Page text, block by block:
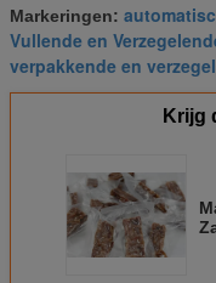
Markeringen:
Vullende en
verpakkende en
Krijg